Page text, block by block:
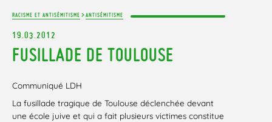
RACISME ET ANTISÉMITISME >ANTISÉMITISME
19.03.2012
FUSILLADE DE TOULOUSE
Communiqué LDH
La fusillade tragique de Toulouse déclenchée devant
une école juive et qui a fait plusieurs victimes constitue